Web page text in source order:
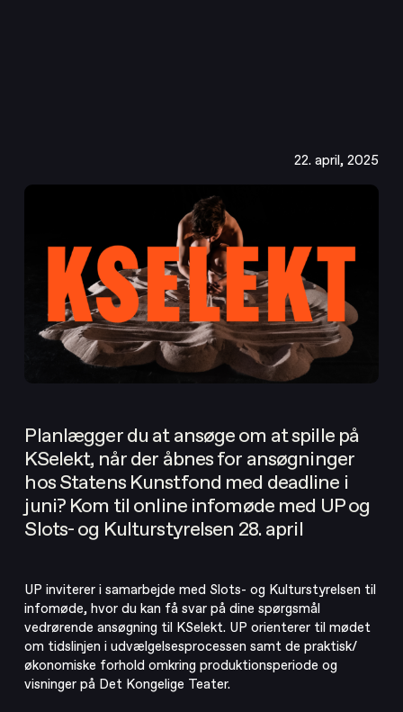
Om UP
UP Tilbyder
Aktuelt
UPgrade
Kalender
Lej lokaler og sale
22. april, 2025
Planlægger du at ansøge om at spille på
KSelekt, når der åbnes for ansøgninger
hos Statens Kunstfond med deadline i
juni? Kom til online infomøde med UP og
Slots- og Kulturstyrelsen 28. april
UP inviterer i samarbejde med Slots- og Kulturstyrelsen til
infomøde, hvor du kan få svar på dine spørgsmål
vedrørende ansøgning til KSelekt. UP orienterer til mødet
om tidslinjen i udvælgelsesprocessen samt de praktisk/
økonomiske forhold omkring produktionsperiode og
visninger på Det Kongelige Teater.